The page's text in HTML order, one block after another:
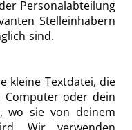
Personalabteilung
Stelleinhabern
sind.
kleine Textdatei, die
Computer oder dein
wo sie von deinem